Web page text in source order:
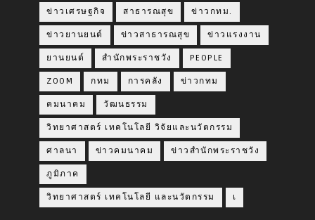
ข่าวเศรษฐกิจ สาธารณสุข ข่าวกทม.
ข่าวยานยนต์ ข่าวสาธารณสุข ข่าวแรงงาน
ยานยนต์ สำนักพระราชวัง PEOPLE
ZOOM กทม การคลัง ข่าวกทม
คมนาคม วัฒนธรรม
วิทยาศาสตร์ เทคโนโลยี วิจัยและนวัตกรรม
ศาลนา ข่าวคมนาคม ข่าวสำนักพระราชวัง
ภูมิภาค
วิทยาศาสตร์ เทคโนโลยี และนวัตกรรม เ